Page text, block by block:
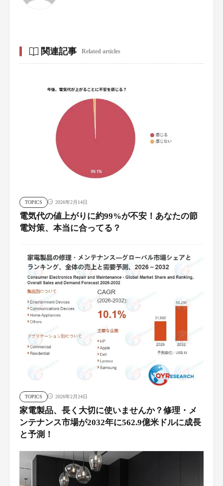
関連記事 Related articles
TOPICS 2026年2月14日
電気代の値上がりに約99%が不安！あなたの節
電対策、本当に合ってる？
TOPICS 2026年2月24日
家電製品、長く大切に使いませんか？修理・メ
ンテナンス市場が2032年に562.9億米ドルに成長
と予測！